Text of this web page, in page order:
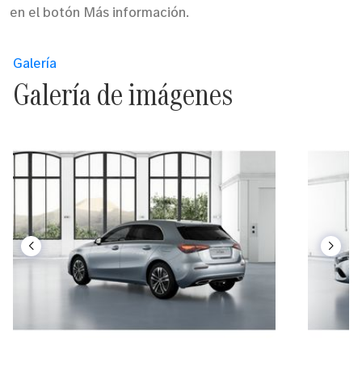
en el botón Más información.
Galería
Galería de imágenes